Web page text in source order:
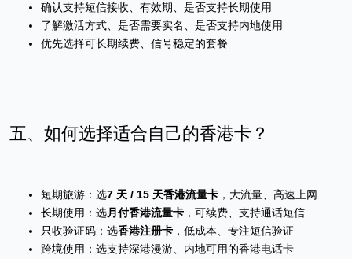
确认支持短信接收、有效期、是否支持长期使用
了解激活方式、是否需要实名、是否支持内地使用
优先选择可长期续费、信号稳定的套餐
五、如何选择适合自己的香港卡？
短期旅游：选7 天 / 15 天香港流量卡 ，大流量、高速上网
长期使用：选月付香港流量卡 ，可续费、支持通话短信
只收验证码：选香港注册卡 ，低成本、专注短信验证
跨境使用：选支持深港漫游、内地可用的香港电话卡